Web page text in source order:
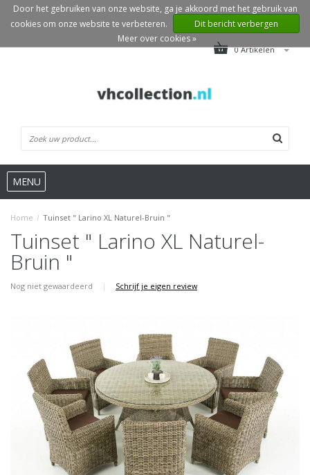
0 Artikelen
MENU
Home / Tuinset " Larino XL Naturel-Bruin "
Tuinset " Larino XL Naturel-
Bruin "
Nog niet gewaardeerd | Schrijf je eigen review
Door het gebruiken van onze website, ga je akkoord met het gebruik van
cookies om onze website te verbeteren.
Dit bericht verbergen
Meer over cookies »